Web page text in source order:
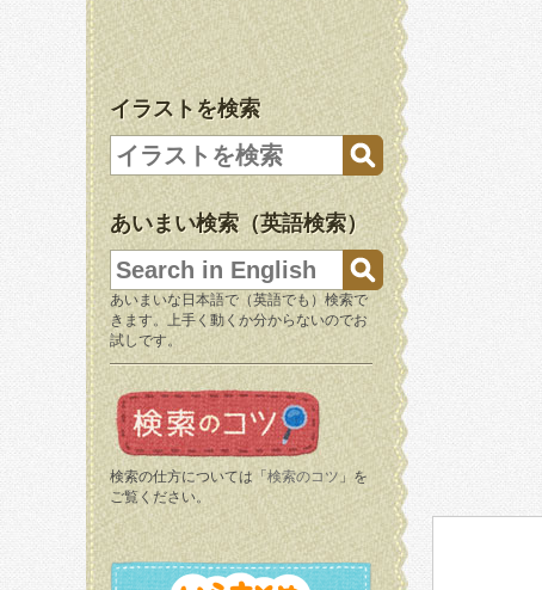
イラストを検索
あいまい検索（英語検索）
あいまいな日本語で（英語でも）検索で
きます。上手く動くか分からないのでお
試しです。
検索の仕方については「 検索のコツ 」を
ご覧ください。